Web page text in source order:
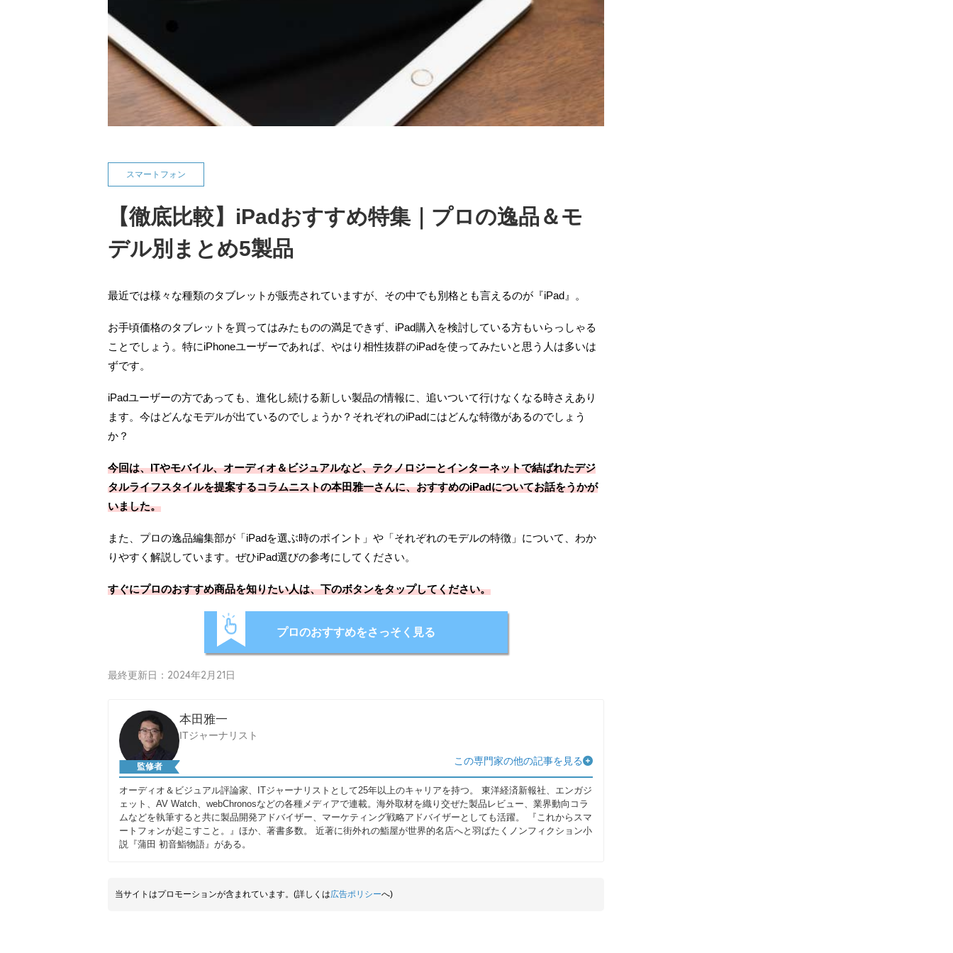
スマートフォン
【徹底比較】iPadおすすめ特集｜プロの逸品＆モ
デル別まとめ5製品
最近では様々な種類のタブレットが販売されていますが、その中でも別格とも言えるのが『iPad』。
お手頃価格のタブレットを買ってはみたものの満足できず、iPad購入を検討している方もいらっしゃる
ことでしょう。特にiPhoneユーザーであれば、やはり相性抜群のiPadを使ってみたいと思う人は多いは
ずです。
iPadユーザーの方であっても、進化し続ける新しい製品の情報に、追いついて行けなくなる時さえあり
ます。今はどんなモデルが出ているのでしょうか？それぞれのiPadにはどんな特徴があるのでしょう
か？
今回は、ITやモバイル、オーディオ＆ビジュアルなど、テクノロジーとインターネットで結ばれたデジ
タルライフスタイルを提案するコラムニストの本田雅一さんに、おすすめのiPadについてお話をうかが
いました。
また、プロの逸品編集部が「iPadを選ぶ時のポイント」や「それぞれのモデルの特徴」について、わか
りやすく解説しています。ぜひiPad選びの参考にしてください。
すぐにプロのおすすめ商品を知りたい人は、下のボタンをタップしてください。
プロのおすすめをさっそく見る
最終更新日：2024年2月21日
監修者
本田雅一
ITジャーナリスト
この専門家の他の記事を見る
オーディオ＆ビジュアル評論家、ITジャーナリストとして25年以上のキャリアを持つ。 東洋経済新報社、エンガジ
ェット、AV Watch、webChronosなどの各種メディアで連載。海外取材を織り交ぜた製品レビュー、業界動向コラ
ムなどを執筆すると共に製品開発アドバイザー、マーケティング戦略アドバイザーとしても活躍。 『これからスマ
ートフォンが起こすこと。』ほか、著書多数。 近著に街外れの鮨屋が世界的名店へと羽ばたくノンフィクション小
説『蒲田 初音鮨物語』がある。
当サイトはプロモーションが含まれています。(詳しくは広告ポリシーへ)